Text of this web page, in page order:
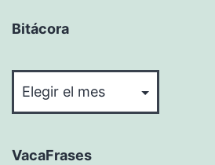
Bitácora
VacaFrases